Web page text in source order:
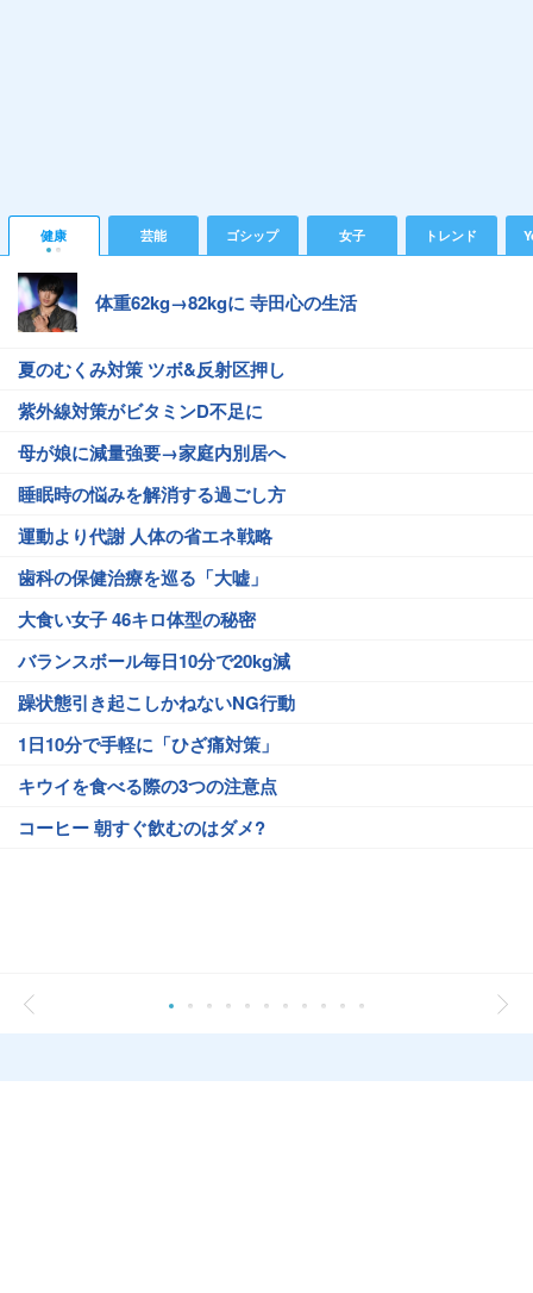
健康 芸能 ゴシップ 女子 トレンド
体重62kg→82kgに 寺田心の生活
夏のむくみ対策 ツボ&反射区押し
紫外線対策がビタミンD不足に
母が娘に減量強要→家庭内別居へ
睡眠時の悩みを解消する過ごし方
運動より代謝 人体の省エネ戦略
歯科の保健治療を巡る「大嘘」
大食い女子 46キロ体型の秘密
バランスボール毎日10分で20kg減
躁状態引き起こしかねないNG行動
1日10分で手軽に「ひざ痛対策」
キウイを食べる際の3つの注意点
コーヒー 朝すぐ飲むのはダメ?